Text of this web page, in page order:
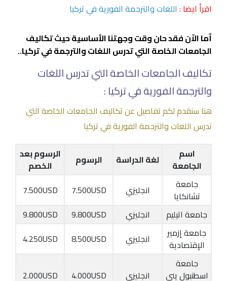
اقرأ ايضا : اللغات والترجمة الفورية في تركيا
أما الاّن فقد حان وقت وجهتنا الأساسية حيث تكاليف
الجامعات الخاصة التي تدرس اللغات والترجمة في تركيا..
تكاليف الجامعات الخاصة التي تدرس اللغات
والترجمة الفورية في تركيا :
هنا سنقدم لكم تفاصيل عن تكاليف الجامعات الخاصة التي
تدرس اللغات والترجمة الفورية في تركيا
اسم
الجامعة
لغة الدراسة الرسوم
الرسوم بعد
الخصم
جامعة
تشانكايا
انجليزي 7.500USD
7.500USD
جامعة اتيليم
انجليزي 9.800USD
9.800USD
جامعة إزمير
الإقتصادية
انجليزي 8.500USD
4.250USD
جامعة
اسطنبول يني
انجليزي 4.000USD
2.000USD